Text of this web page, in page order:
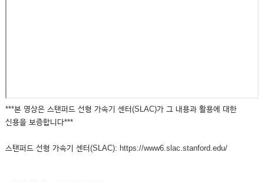
***본 영상은 스탠퍼드 선형 가속기 센터(SLAC)가 그 내용과 활용에 대한
신용을 보증합니다***
스탠퍼드 선형 가속기 센터(SLAC): https://www6.slac.stanford.edu/